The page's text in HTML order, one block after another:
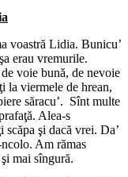
voastră Lidia. Bunicu’
erau vremurile.
voie bună, de nevoie
la viermele de hrean,
săracu’. Sînt multe
Alea-s
şi dacă vrei. Da’
ncolo. Am rămas
mai sîngură.